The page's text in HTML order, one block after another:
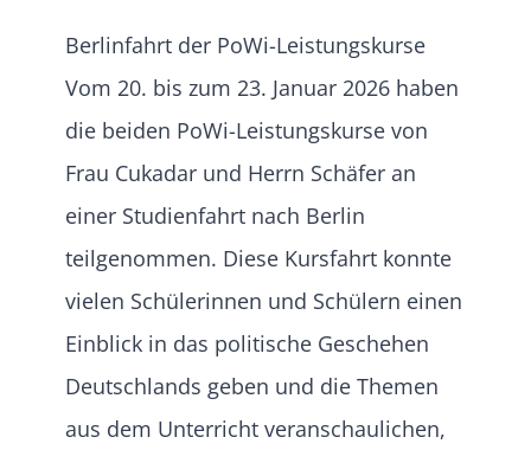
Berlinfahrt der PoWi-Leistungskurse
Vom 20. bis zum 23. Januar 2026 haben
die beiden PoWi-Leistungskurse von
Frau Cukadar und Herrn Schäfer an
einer Studienfahrt nach Berlin
teilgenommen. Diese Kursfahrt konnte
vielen Schülerinnen und Schülern einen
Einblick in das politische Geschehen
Deutschlands geben und die Themen
aus dem Unterricht veranschaulichen,